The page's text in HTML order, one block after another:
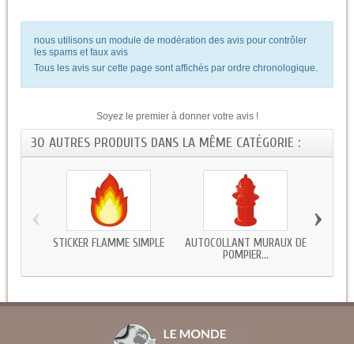
nous utilisons un module de modération des avis pour contrôler
les spams et faux avis
Tous les avis sur cette page sont affichés par ordre chronologique.
Soyez le premier à donner votre avis !
30 AUTRES PRODUITS DANS LA MÊME CATÉGORIE :
STICKER FLAMME SIMPLE
AUTOCOLLANT MURAUX DE
POMPIER...
‹ ›